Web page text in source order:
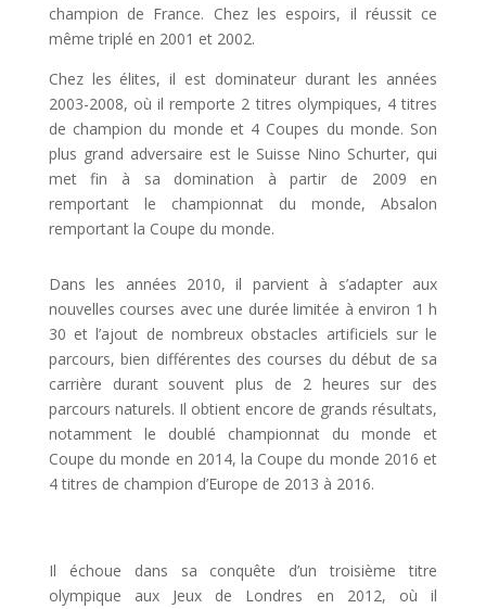
champion de France. Chez les espoirs, il réussit ce
même triplé en 2001 et 2002.
Chez les élites, il est dominateur durant les années
2003-2008, où il remporte 2 titres olympiques, 4 titres
de champion du monde et 4 Coupes du monde. Son
plus grand adversaire est le Suisse Nino Schurter, qui
met fin à sa domination à partir de 2009 en
remportant le championnat du monde, Absalon
remportant la Coupe du monde.
Dans les années 2010, il parvient à s’adapter aux
nouvelles courses avec une durée limitée à environ 1 h
30 et l’ajout de nombreux obstacles artificiels sur le
parcours, bien différentes des courses du début de sa
carrière durant souvent plus de 2 heures sur des
parcours naturels. Il obtient encore de grands résultats,
notamment le doublé championnat du monde et
Coupe du monde en 2014, la Coupe du monde 2016 et
4 titres de champion d’Europe de 2013 à 2016.
Il échoue dans sa conquête d’un troisième titre
olympique aux Jeux de Londres en 2012, où il